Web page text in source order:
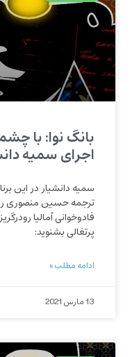
بانگ نوا: با
اجرای سمیه
سمیه دانشیار در این
ترجمه حسین منصوری را
پرتغالی بشنوید:
ادامه مطلب »
13 مارس 2021